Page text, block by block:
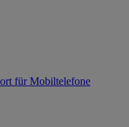
für Mobiltelefone